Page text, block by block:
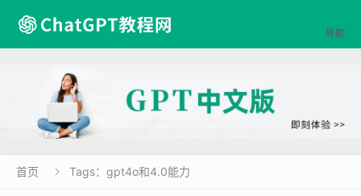
导航
首页  Tags：gpt4o和4.0能力